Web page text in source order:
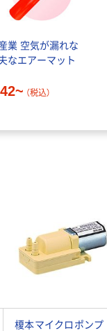
業 空気が漏れな
なエアーマット
（税込）
榎本マイクロポンプ